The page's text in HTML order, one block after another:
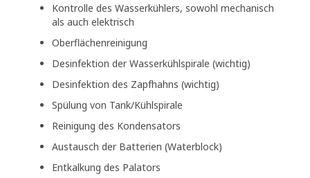
Kontrolle des Wasserkühlers, sowohl mechanisch
als auch elektrisch
Oberflächenreinigung
Desinfektion der Wasserkühlspirale (wichtig)
Desinfektion des Zapfhahns (wichtig)
Spülung von Tank/Kühlspirale
Reinigung des Kondensators
Austausch der Batterien (Waterblock)
Entkalkung des Palators